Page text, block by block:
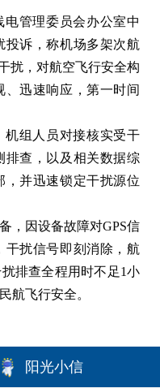
管理委员会办公室中
投诉，称机场多架次航
扰，对航空飞行安全构
、迅速响应，第一时间
机组人员对接核实受干
排查，以及相关数据综
，并迅速锁定干扰源位
，因设备故障对GPS信
干扰信号即刻消除，航
排查全程用时不足1小
航飞行安全。
阳光小信